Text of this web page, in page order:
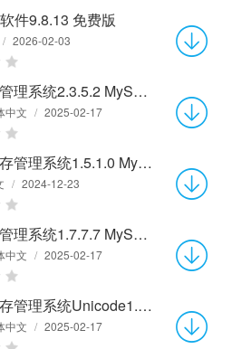
件9.8.13 免费版
/ 2026-02-03
Max(TM)库存管理系统2.3.5.2 MySQL网络版
中文 / 2025-02-17
Max(TM)进销存管理系统1.5.1.0 MySQL网络版
/ 2024-12-23
Max(TM)销售管理系统1.7.7.7 MySQL网络版
中文 / 2025-02-17
Max(TM)进销存管理系统Unicode1.7.7.1 MySQL网络版
中文 / 2025-02-17